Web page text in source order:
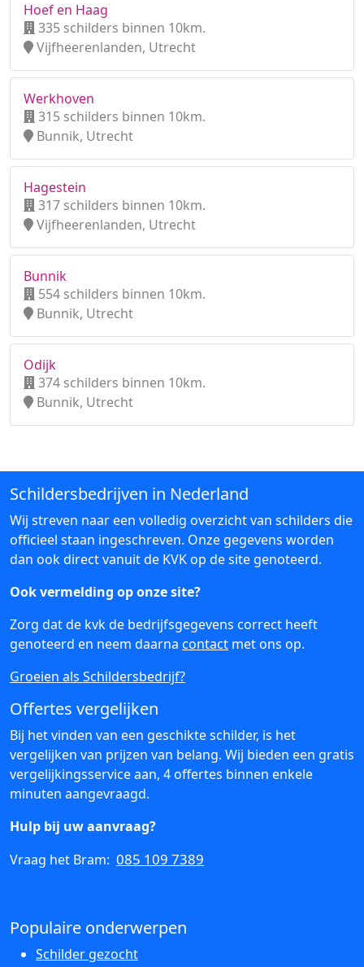
Hoef en Haag
335 schilders binnen 10km.
Vijfheerenlanden, Utrecht
Werkhoven
315 schilders binnen 10km.
Bunnik, Utrecht
Hagestein
317 schilders binnen 10km.
Vijfheerenlanden, Utrecht
Bunnik
554 schilders binnen 10km.
Bunnik, Utrecht
Odijk
374 schilders binnen 10km.
Bunnik, Utrecht
Schildersbedrijven in Nederland
Wij streven naar een volledig overzicht van schilders die
officieel staan ingeschreven. Onze gegevens worden
dan ook direct vanuit de KVK op de site genoteerd.
Ook vermelding op onze site?
Zorg dat de kvk de bedrijfsgegevens correct heeft
genoteerd en neem daarna contact met ons op.
Groeien als Schildersbedrijf?
Offertes vergelijken
Bij het vinden van een geschikte schilder, is het
vergelijken van prijzen van belang. Wij bieden een gratis
vergelijkingsservice aan, 4 offertes binnen enkele
minuten aangevraagd.
Hulp bij uw aanvraag?
Vraag het Bram: 085 109 7389
Populaire onderwerpen
Schilder gezocht